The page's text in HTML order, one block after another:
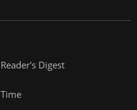
Reader's Digest
Time